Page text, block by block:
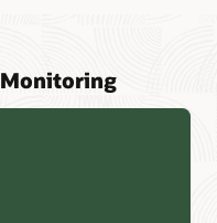
Monitoring